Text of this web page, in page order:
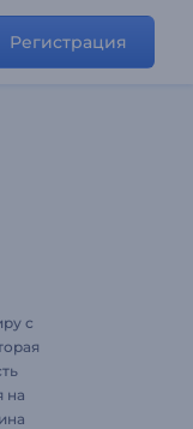
Регистрация
с
на